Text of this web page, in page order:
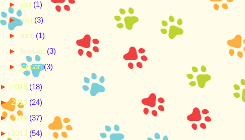
► juni (1)
►mei (3)
► april (1)
► februari (3)
► januari(3)
► 2016 (18)
►2015 (24)
►2014 (37)
► 2013 (54)